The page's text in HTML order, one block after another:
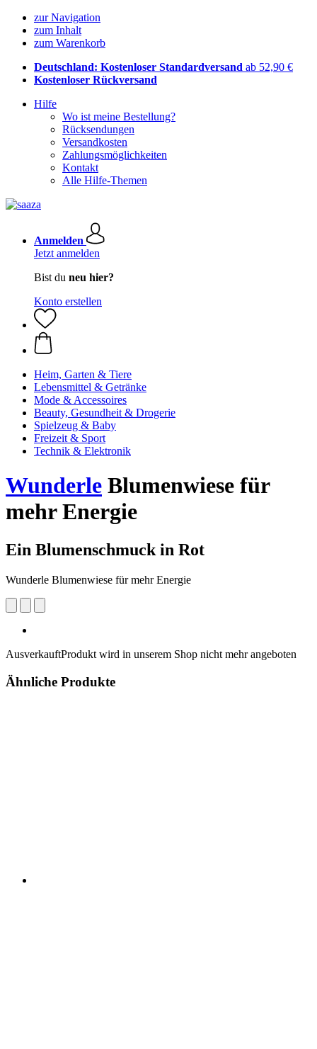
zur Navigation
zum Inhalt
zum Warenkorb
Deutschland: Kostenloser Standardversand ab 52,90 €
Kostenloser Rückversand
Hilfe
Wo ist meine Bestellung?
Rücksendungen
Versandkosten
Zahlungsmöglichkeiten
Kontakt
Alle Hilfe-Themen
Anmelden
Jetzt anmelden
Bist du neu hier?
Konto erstellen
Heim, Garten & Tiere
Lebensmittel & Getränke
Mode & Accessoires
Beauty, Gesundheit & Drogerie
Spielzeug & Baby
Freizeit & Sport
Technik & Elektronik
Wunderle Blumenwiese für
mehr Energie
Ein Blumenschmuck in Rot
Wunderle Blumenwiese für mehr Energie
AusverkauftProdukt wird in unserem Shop nicht mehr angeboten
Ähnliche Produkte